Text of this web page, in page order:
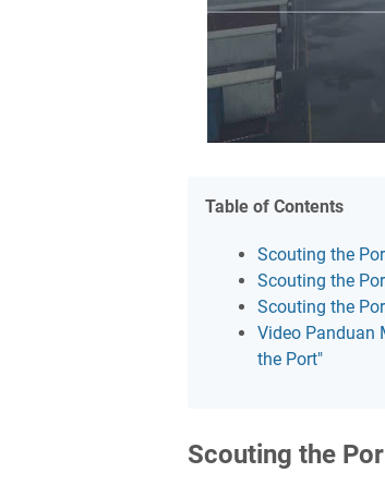
Table of Contents
Scouting the
Scouting the
Scouting the
Video Panduan
the Port"
Scouting the